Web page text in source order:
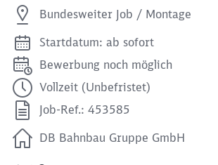
Bundesweiter Job / Montage
Startdatum: ab sofort
Bewerbung noch möglich
Vollzeit (Unbefristet)
Job-Ref.: 453585
DB Bahnbau Gruppe GmbH